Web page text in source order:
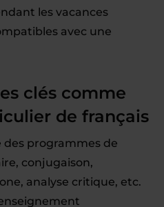
les vacances
avec une
clés comme
de français
des programmes de
conjugaison,
analyse critique, etc.